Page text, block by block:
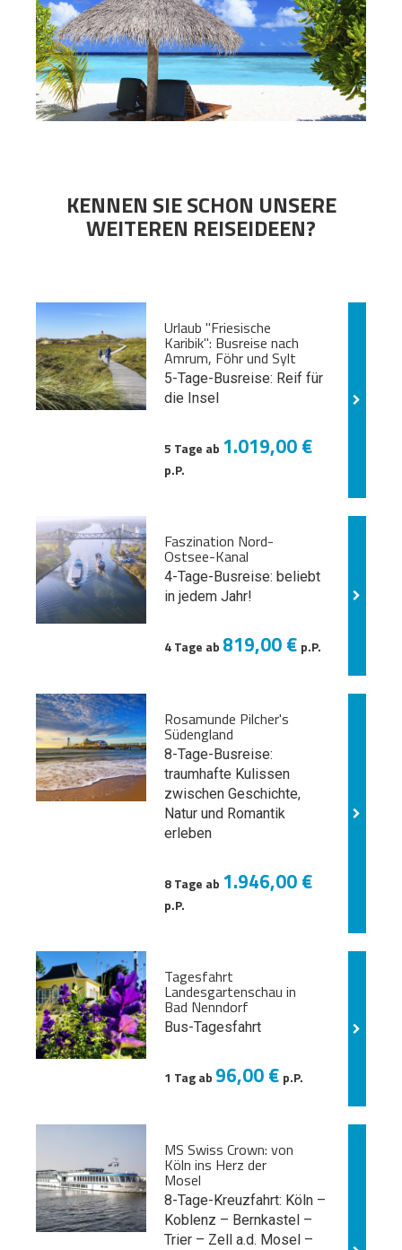
KENNEN SIE SCHON UNSERE
WEITEREN REISEIDEEN?
Urlaub "Friesische
Karibik": Busreise nach
Amrum, Föhr und Sylt
5-Tage-Busreise: Reif für
die Insel
5 Tage ab 1.019,00 €
p.P.
Faszination Nord-
Ostsee-Kanal
4-Tage-Busreise: beliebt
in jedem Jahr!
4 Tage ab 819,00 € p.P.
Rosamunde Pilcher's
Südengland
8-Tage-Busreise:
traumhafte Kulissen
zwischen Geschichte,
Natur und Romantik
erleben
8 Tage ab 1.946,00 €
p.P.
Tagesfahrt
Landesgartenschau in
Bad Nenndorf
Bus-Tagesfahrt
1 Tag ab 96,00 € p.P.
MS Swiss Crown: von
Köln ins Herz der
Mosel
8-Tage-Kreuzfahrt: Köln –
Koblenz – Bernkastel –
Trier – Zell a.d. Mosel –